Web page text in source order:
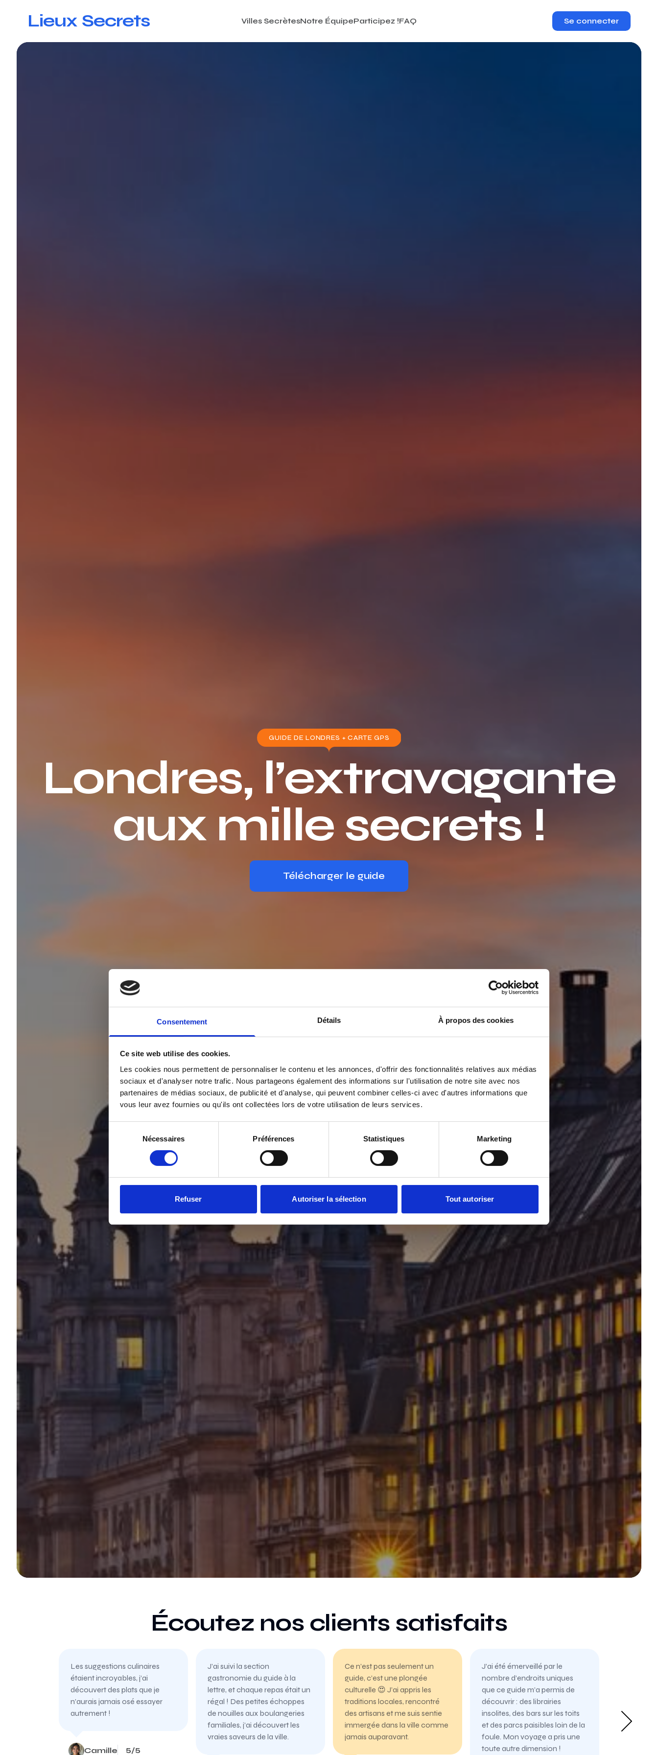
Consentement Détails À propos des cookies
Ce site web utilise des cookies.
Les cookies nous permettent de personnaliser le contenu et les annonces, d'offrir des fonctionnalités relatives aux médias
sociaux et d'analyser notre trafic. Nous partageons également des informations sur l'utilisation de notre site avec nos
partenaires de médias sociaux, de publicité et d'analyse, qui peuvent combiner celles-ci avec d'autres informations que
vous leur avez fournies ou qu'ils ont collectées lors de votre utilisation de leurs services.
consentement
Nécessaires Préférences Statistiques Marketing
Refuser Autoriser la sélection Tout autoriser
Lieux Secrets Villes SecrètesNotre ÉquipeParticipez !FAQ Se connecter
GUIDE DE LONDRES + CARTE GPS
Londres, l’extravagante
aux mille secrets !
Télécharger le guide
Écoutez nos clients satisfaits
Les suggestions culinaires
étaient incroyables, j’ai
découvert des plats que je
n’aurais jamais osé essayer
autrement !
Camille 5/5
J’ai suivi la section
gastronomie du guide à la
lettre, et chaque repas était un
régal ! Des petites échoppes
de nouilles aux boulangeries
familiales, j’ai découvert les
vraies saveurs de la ville.
Ce n’est pas seulement un
guide, c’est une plongée
culturelle 😍 J’ai appris les
traditions locales, rencontré
des artisans et me suis sentie
immergée dans la ville comme
jamais auparavant.
J’ai été émerveillé par le
nombre d’endroits uniques
que ce guide m’a permis de
découvrir : des librairies
insolites, des bars sur les toits
et des parcs paisibles loin de la
foule. Mon voyage a pris une
toute autre dimension !